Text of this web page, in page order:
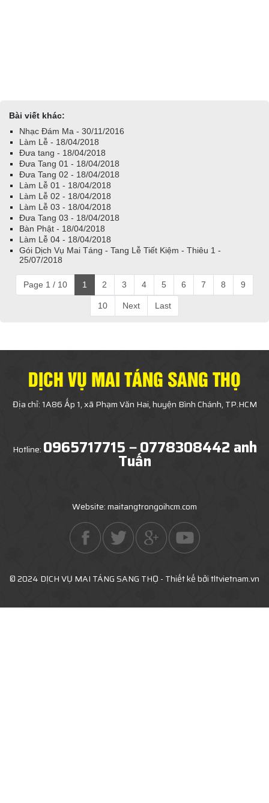
Bài viết khác:
Nhạc Đám Ma - 30/11/2016
Làm Lễ - 18/04/2018
Đưa tang - 18/04/2018
Đưa Tang 01 - 18/04/2018
Đưa Tang 02 - 18/04/2018
Làm Lễ 01 - 18/04/2018
Làm Lễ 02 - 18/04/2018
Làm Lễ 03 - 18/04/2018
Đưa Tang 03 - 18/04/2018
Bàn Phật - 18/04/2018
Làm Lễ 04 - 18/04/2018
Gói Dịch Vụ Mai Táng - Tang Lễ Tiết Kiệm - Thiêu 1 -
25/07/2018
Page 1 / 10 1 2 3 4 5 6 7 8 9
10 Next Last
DỊCH VỤ MAI TÁNG SANG THỌ
Địa chỉ: 1A86 Ấp 1, xã Phạm Văn Hai, huyện Bình Chánh, TP.HCM
Hotline: 0965717715－0778308442 anh
Tuấn
Website: maitangtrongoihcm.com
© 2024 DỊCH VỤ MAI TÁNG SANG THỌ - Thiết kế bởi tltvietnam.vn